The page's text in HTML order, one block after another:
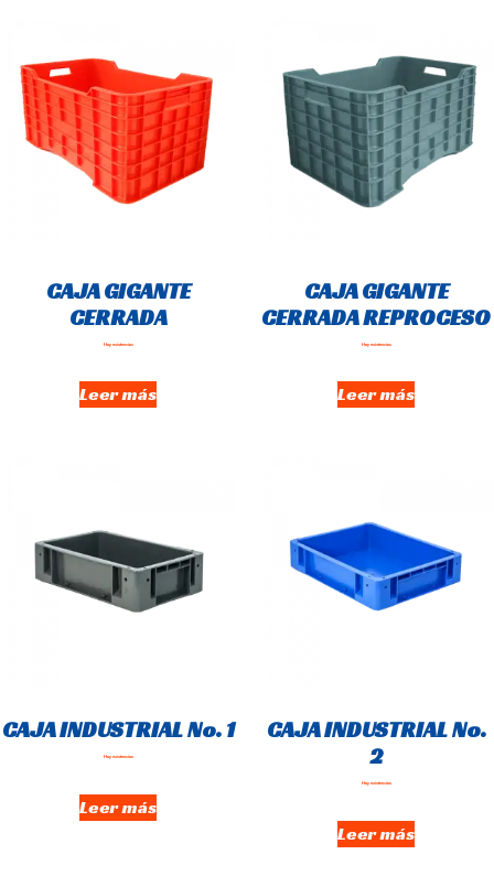
CAJA GIGANTE
CERRADA
Hay existencias
Leer más
CAJA GIGANTE
CERRADA REPROCESO
Hay existencias
Leer más
CAJA INDUSTRIAL No. 1
Hay existencias
Leer más
CAJA INDUSTRIAL No.
2
Hay existencias
Leer más